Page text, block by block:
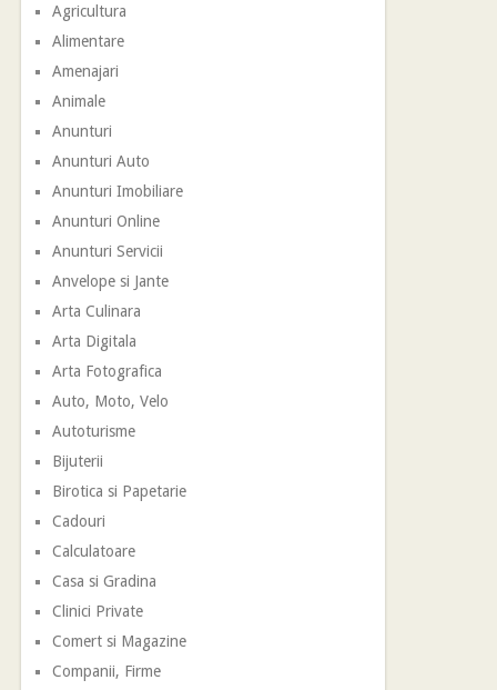
Agricultura
Alimentare
Amenajari
Animale
Anunturi
Anunturi Auto
Anunturi Imobiliare
Anunturi Online
Anunturi Servicii
Anvelope si Jante
Arta Culinara
Arta Digitala
Arta Fotografica
Auto, Moto, Velo
Autoturisme
Bijuterii
Birotica si Papetarie
Cadouri
Calculatoare
Casa si Gradina
Clinici Private
Comert si Magazine
Companii, Firme